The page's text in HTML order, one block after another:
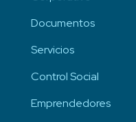
Documentos
Servicios
Control Social
Emprendedores